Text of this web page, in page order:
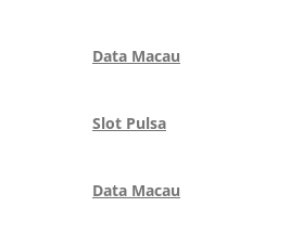
Data Macau
Slot Pulsa
Data Macau